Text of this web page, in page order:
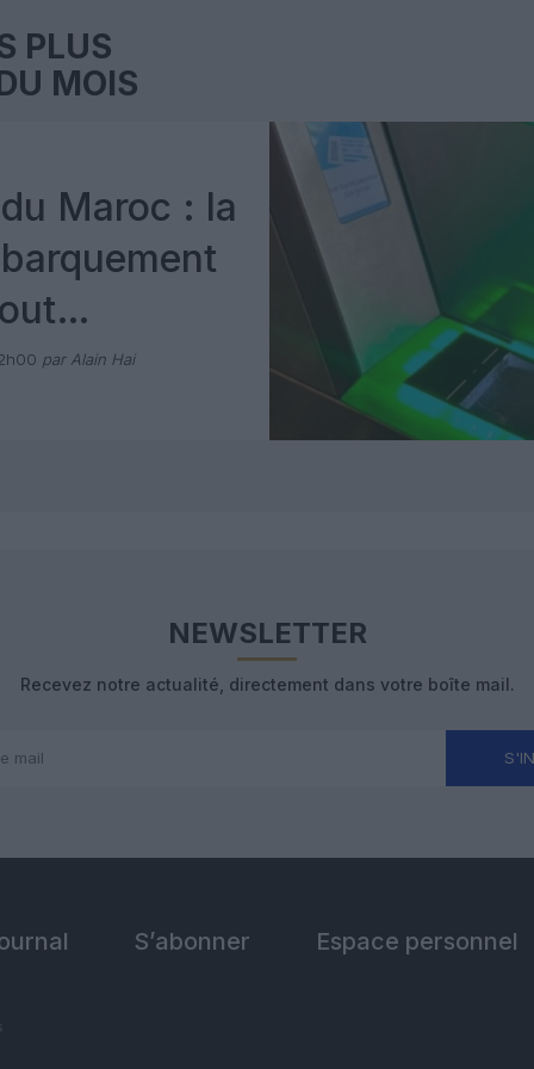
PLUS
MOIS
Maroc : la
Pax
par Alain Hai
NEWSLETTER
Recevez notre actualité, directement dans votre boîte mail.
S’abonner Espace personnel